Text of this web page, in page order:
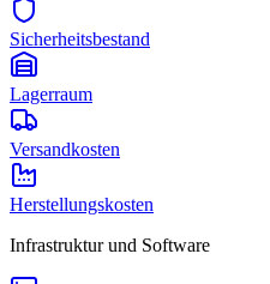
Sicherheitsbestand
Lagerraum
Versandkosten
Herstellungskosten
Infrastruktur und Software